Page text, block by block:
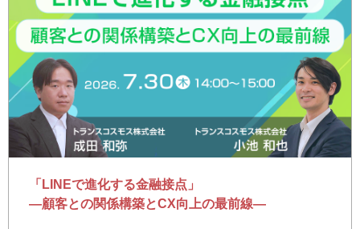
「LINEで進化する金融接点」
―顧客との関係構築とCX向上の最前線―